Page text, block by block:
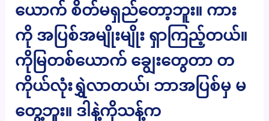
ယောက် စိတ်မရှည်တော့ဘူး။ ကား
ကို အပြစ်အမျိုးမျိုး ရှာကြည့်တယ်။
ကိုမြတစ်ယောက် ချွေးတွေတာ တ
ကိုယ်လုံးရွှဲလာတယ်၊ ဘာအပြစ်မှ မ
တွေ့ဘူး။ ဒါနဲ့ကိုသန့်က